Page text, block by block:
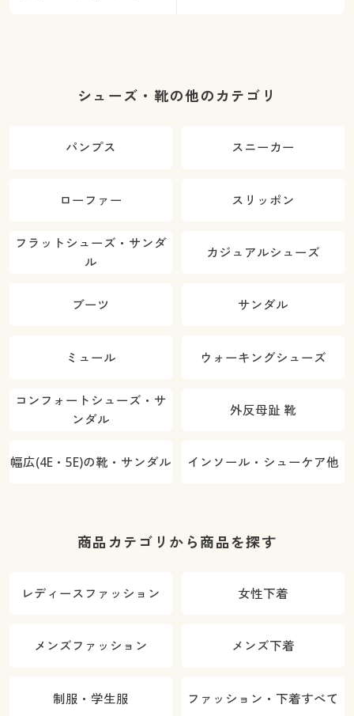
シューズ・靴の他のカテゴリ
パンプス スニーカー
ローファー スリッポン
フラットシューズ・サンダ
ル
カジュアルシューズ
ブーツ サンダル
ミュール ウォーキングシューズ
コンフォートシューズ・サ
ンダル
外反母趾 靴
幅広(4E・5E)の靴・サンダル インソール・シューケア他
商品カテゴリから商品を探す
レディースファッション 女性下着
メンズファッション メンズ下着
制服・学生服 ファッション・下着すべて